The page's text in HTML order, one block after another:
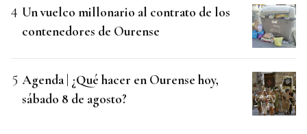
Un vuelco millonario al contrato de los
contenedores de Ourense
Agenda | ¿Qué hacer en Ourense hoy,
sábado 8 de agosto?